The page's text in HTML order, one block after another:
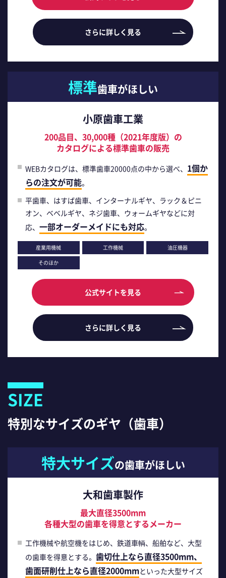
さらに詳しく見る
標準歯車がほしい
小原歯車工業
200品目、30,000種（2021年度版）の
カタログによる標準歯車の販売
WEBカタログは、標準歯車20000点の中から選べ、 1個か
らの注文が可能。
平歯車、はすば歯車、インターナルギヤ、ラック＆ピニ
オン、ベベルギヤ、ネジ歯車、ウォームギヤなどに対
応、 一部オーダーメイドにも対応。
産業用機械 工作機械
油圧機器
そのほか
公式サイトを見る
さらに詳しく見る
SIZE
特別なサイズのギヤ（歯車）
特大サイズの歯車がほしい
大和歯車製作
最大直径3500mm
各種大型の歯車を得意とするメーカー
工作機械や航空機をはじめ、鉄道車輌、船舶など、大型
の歯車を得意とする。 歯切仕上なら直径3500mm、
歯面研削仕上なら直径2000mmといった大型サイズ